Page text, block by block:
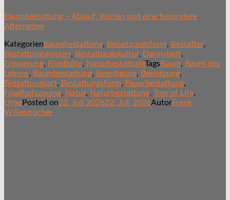
Baumbestattung – Ablauf, Kosten und eine besondere
Alternative
Kategorien Baumbestattung, Beisetzungsform, Bestatter,
Bestattungskosten, Bestattungskultur, Darmstadt,
Erinnerung, Friedhöfe, NaturbestattungTagsBaum, Baum des
Lebens, Baumbestattung, Beerdigung, Beisetzung,
Bestattungsart, Bestattungsform, Feuerbestattung,
Friedhofszwang, Natur, Naturbestattung, Tree of Life,
UrnePosted on22. Juli 202622. Juli 2026AutorFrank
Willenbücher